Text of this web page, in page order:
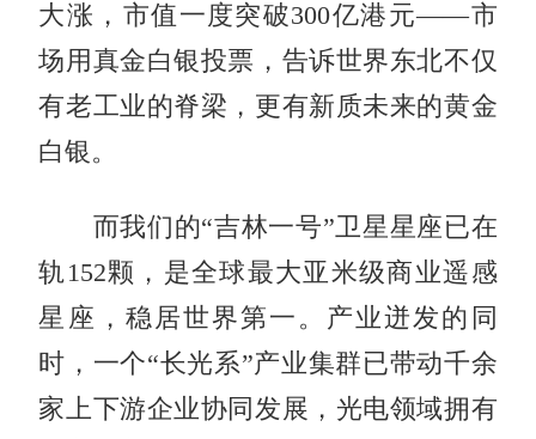
大涨，市值一度突破300亿港元——市
场用真金白银投票，告诉世界东北不仅
有老工业的脊梁，更有新质未来的黄金
白银。
而我们的“吉林一号”卫星星座已在
轨152颗，是全球最大亚米级商业遥感
星座，稳居世界第一。产业迸发的同
时，一个“长光系”产业集群已带动千余
家上下游企业协同发展，光电领域拥有